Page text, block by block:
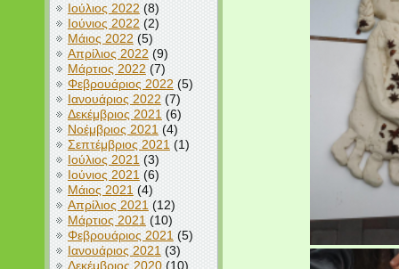
Ιούλιος 2022 (8)
Ιούνιος 2022 (2)
Μάιος 2022 (5)
Απρίλιος 2022 (9)
Μάρτιος 2022 (7)
Φεβρουάριος 2022 (5)
Ιανουάριος 2022 (7)
Δεκέμβριος 2021 (6)
Νοέμβριος 2021 (4)
Σεπτέμβριος 2021 (1)
Ιούλιος 2021 (3)
Ιούνιος 2021 (6)
Μάιος 2021 (4)
Απρίλιος 2021 (12)
Μάρτιος 2021 (10)
Φεβρουάριος 2021 (5)
Ιανουάριος 2021 (3)
Δεκέμβριος 2020(10)